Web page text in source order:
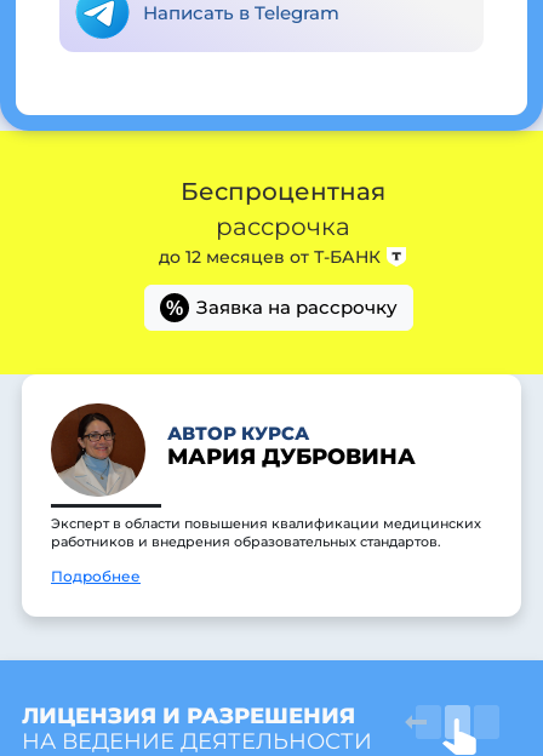
Написать в Telegram
Беспроцентная
рассрочка
до 12 месяцев от Т-БАНК
% Заявка на рассрочку
АВТОР КУРСА
МАРИЯ ДУБРОВИНА
Эксперт в области повышения квалификации медицинских
работников и внедрения образовательных стандартов.
Подробнее
ЛИЦЕНЗИЯ И РАЗРЕШЕНИЯ
НА ВЕДЕНИЕ ДЕЯТЕЛЬНОСТИ